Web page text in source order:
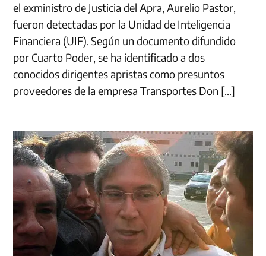
el exministro de Justicia del Apra, Aurelio Pastor,
fueron detectadas por la Unidad de Inteligencia
Financiera (UIF). Según un documento difundido
por Cuarto Poder, se ha identificado a dos
conocidos dirigentes apristas como presuntos
proveedores de la empresa Transportes Don […]